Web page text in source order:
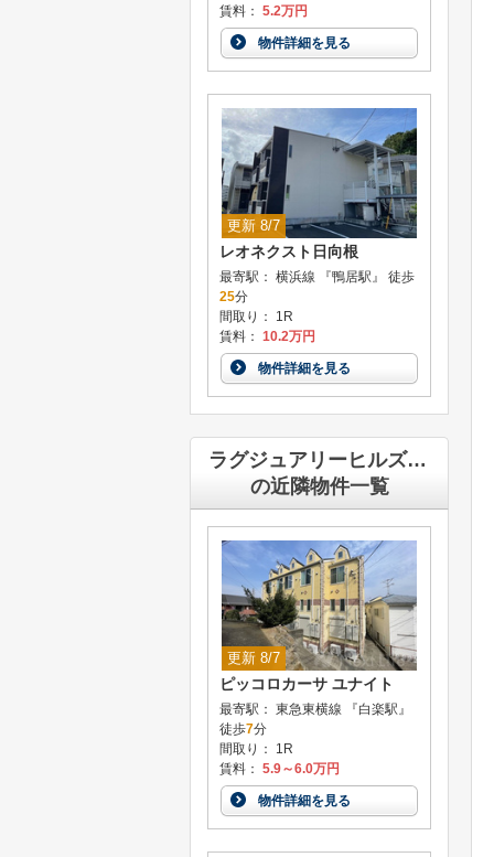
賃料： 5.2万円
物件詳細を見る
更新 8/7
レオネクスト日向根
最寄駅： 横浜線 『鴨居駅』 徒歩
25分
間取り： 1R
賃料： 10.2万円
物件詳細を見る
ラグジュアリーヒルズ松見町
の近隣物件一覧
更新 8/7
ピッコロカーサ ユナイト
最寄駅： 東急東横線 『白楽駅』
徒歩7分
間取り： 1R
賃料： 5.9～6.0万円
物件詳細を見る